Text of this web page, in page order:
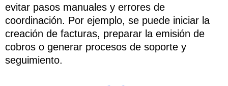
evitar pasos manuales y errores de
coordinación. Por ejemplo, se puede iniciar la
creación de facturas, preparar la emisión de
cobros o generar procesos de soporte y
seguimiento.